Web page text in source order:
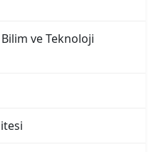
ve Teknoloji